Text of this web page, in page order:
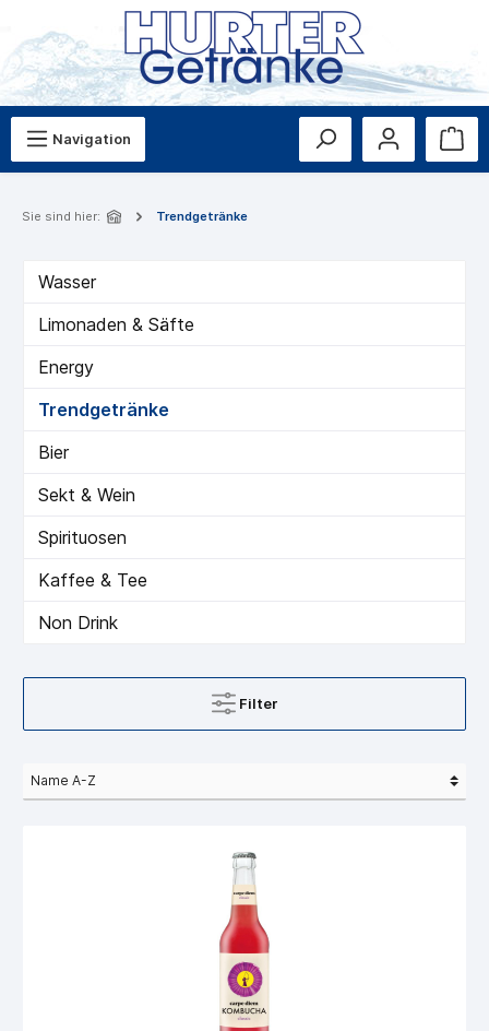
Navigation
Sie sind hier: Trendgetränke
Wasser
Limonaden & Säfte
Energy
Trendgetränke
Bier
Sekt & Wein
Spirituosen
Kaffee & Tee
Non Drink
Filter